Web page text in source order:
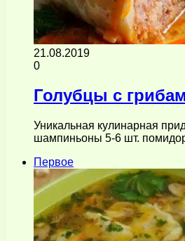
21.08.2019
0
Голубцы с
Уникальная кулинарная
шампиньоны 5-6 шт.
Первое